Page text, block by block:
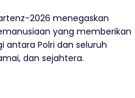
2026 menegaskan
yang memberikan
Polri dan seluruh
dan sejahtera.